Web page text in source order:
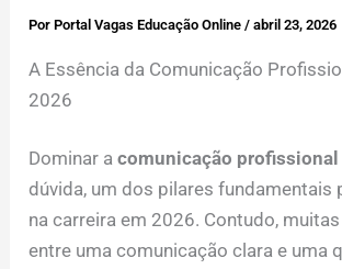
PorPortal Vagas Educação Online/abril 23, 2026
A Essência da Comunicação
2026
Dominar acomunicação profissional
dúvida, um dos pilares fundamentais
na carreira em 2026. Contudo, muitas
entre uma comunicação clara e uma